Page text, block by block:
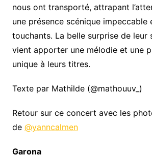
nous ont transporté, attrapant
une présence scénique impeccable
touchants. La belle surprise de leur
vient apporter une mélodie et une
unique à leurs titres.
Texte par Mathilde (@mathouuv_)
Retour sur ce concert avec les
de @yanncalmen
Garona